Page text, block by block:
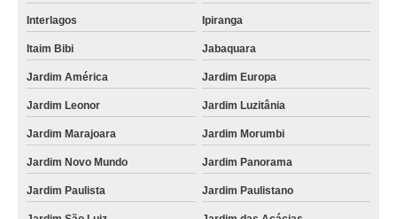
Interlagos Ipiranga
Itaim Bibi Jabaquara
Jardim América Jardim Europa
Jardim Leonor Jardim Luzitânia
Jardim Marajoara Jardim Morumbi
Jardim Novo Mundo Jardim Panorama
Jardim Paulista Jardim Paulistano